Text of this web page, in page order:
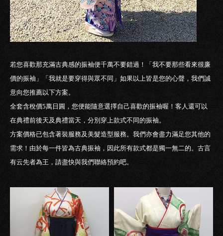
若您喜歡那充滿古典感的振袖便千萬不要錯過！「我不要那些看來很廉
價的振袖」「我就是要穿得與眾不同」如果以上皆是您的心聲，我們誠
意向您推薦以下方案。
全套含稅價5萬日圓，您便能隨意選擇自己喜歡的振袖喔！客人還可以
在典禮前後天及典禮當天，分別穿上款式不同的振袖。
方案價格已包含著裝服務及美髮造型服務。我們亦會盡力滿足您其他的
需求！由於每一件皆為古典振袖，因此所有款式都是獨一無二的。古言
有云先者為王，請盡快與我們聯絡預約吧。